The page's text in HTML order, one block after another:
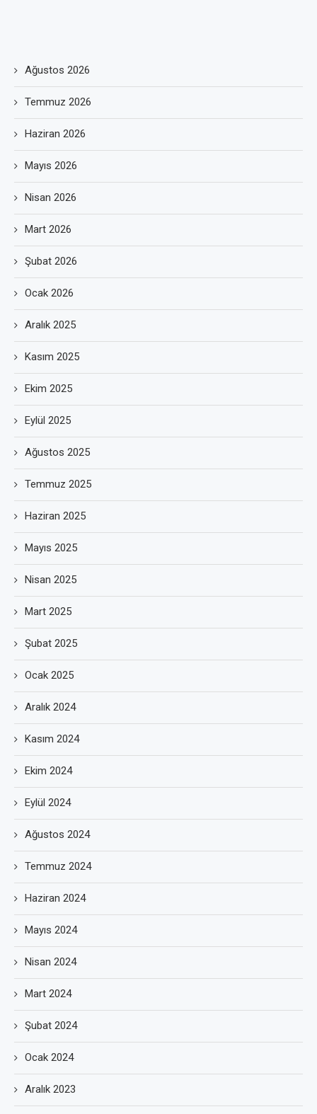
Ağustos 2026
Temmuz 2026
Haziran 2026
Mayıs 2026
Nisan 2026
Mart 2026
Şubat 2026
Ocak 2026
Aralık 2025
Kasım 2025
Ekim 2025
Eylül 2025
Ağustos 2025
Temmuz 2025
Haziran 2025
Mayıs 2025
Nisan 2025
Mart 2025
Şubat 2025
Ocak 2025
Aralık 2024
Kasım 2024
Ekim 2024
Eylül 2024
Ağustos 2024
Temmuz 2024
Haziran 2024
Mayıs 2024
Nisan 2024
Mart 2024
Şubat 2024
Ocak 2024
Aralık 2023